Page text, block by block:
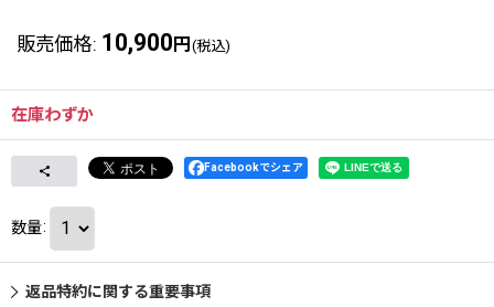
販売価格: 10,900 円 (税込)
在庫わずか
Facebookでシェア
数量:
返品特約に関する重要事項